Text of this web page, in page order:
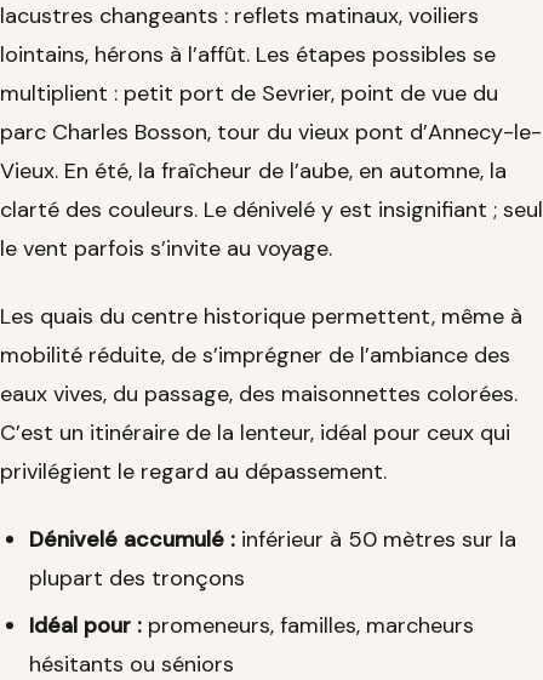
lacustres changeants : reflets matinaux, voiliers
lointains, hérons à l’affût. Les étapes possibles se
multiplient : petit port de Sevrier, point de vue du
parc Charles Bosson, tour du vieux pont d’Annecy-le-
Vieux. En été, la fraîcheur de l’aube, en automne, la
clarté des couleurs. Le dénivelé y est insignifiant ; seul
le vent parfois s’invite au voyage.
Les quais du centre historique permettent, même à
mobilité réduite, de s’imprégner de l’ambiance des
eaux vives, du passage, des maisonnettes colorées.
C’est un itinéraire de la lenteur, idéal pour ceux qui
privilégient le regard au dépassement.
Dénivelé accumulé : inférieur à 50 mètres sur la
plupart des tronçons
Idéal pour : promeneurs, familles, marcheurs
hésitants ou séniors